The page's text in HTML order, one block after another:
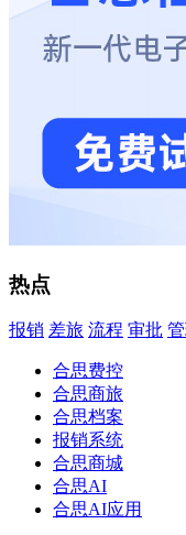
热点
报销 差旅 流程 审批
合思费控
合思商旅
合思档案
报销系统
合思商城
合思AI
合思AI应用